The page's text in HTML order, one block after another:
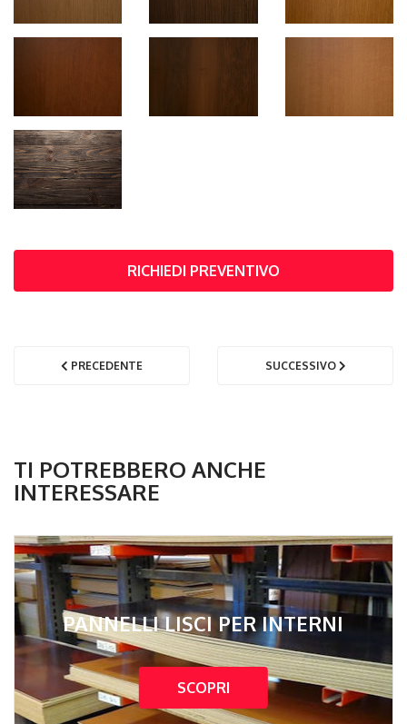
RICHIEDI PREVENTIVO
PRECEDENTE SUCCESSIVO
TI POTREBBERO ANCHE
INTERESSARE
PANNELLI LISCI PER INTERNI
SCOPRI